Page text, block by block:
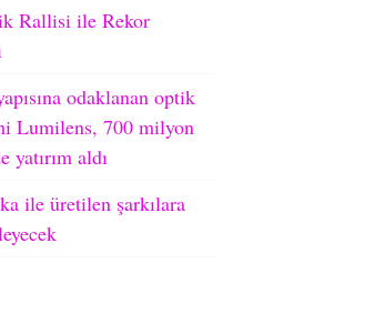
Rallisi ile Rekor
odaklanan optik
Lumilens, 700 milyon
yatırım aldı
ile üretilen şarkılara